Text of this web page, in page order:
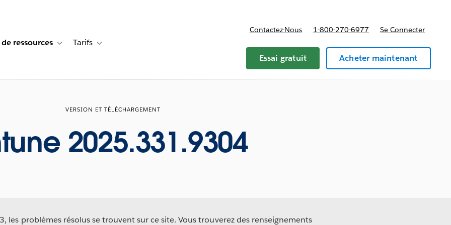
de cas for Solutions
ressources Toggle sub-navigation for Centre de ressources
Tarifs Toggle sub-navigation for Tarifs
Contactez-Nous 1-800-270-6977 Se Connecter
Essai gratuit Acheter maintenant
VERSION ET TÉLÉCHARGEMENT
2025.331.9304
les problèmes résolus se trouvent sur ce site. Vous trouverez des renseignements